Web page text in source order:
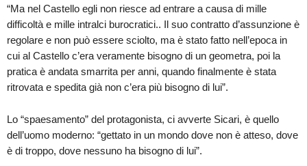
“Ma nel Castello egli non riesce ad entrare a causa di mille
difficoltà e mille intralci burocratici.. Il suo contratto d’assunzione è
regolare e non può essere sciolto, ma è stato fatto nell’epoca in
cui al Castello c’era veramente bisogno di un geometra, poi la
pratica è andata smarrita per anni, quando finalmente è stata
ritrovata e spedita già non c’era più bisogno di lui”.
Lo “spaesamento” del protagonista, ci avverte Sicari, è quello
dell’uomo moderno: “gettato in un mondo dove non è atteso, dove
è di troppo, dove nessuno ha bisogno di lui”.